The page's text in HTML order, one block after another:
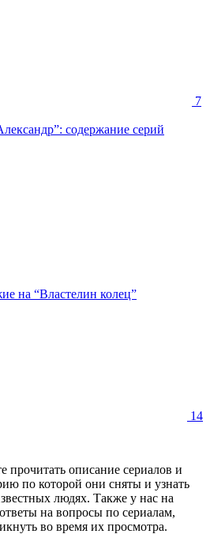
7
содержание серий
на “Властелин колец”
14
прочитать описание сериалов и
по которой они сняты и узнать
людях. Также у нас на
на вопросы по сериалам,
во время их просмотра.